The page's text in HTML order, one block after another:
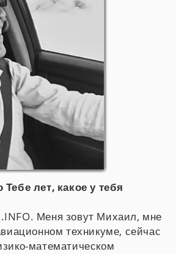
лет, какое у тебя
Меня зовут Михаил, мне
техникуме, сейчас
математическом